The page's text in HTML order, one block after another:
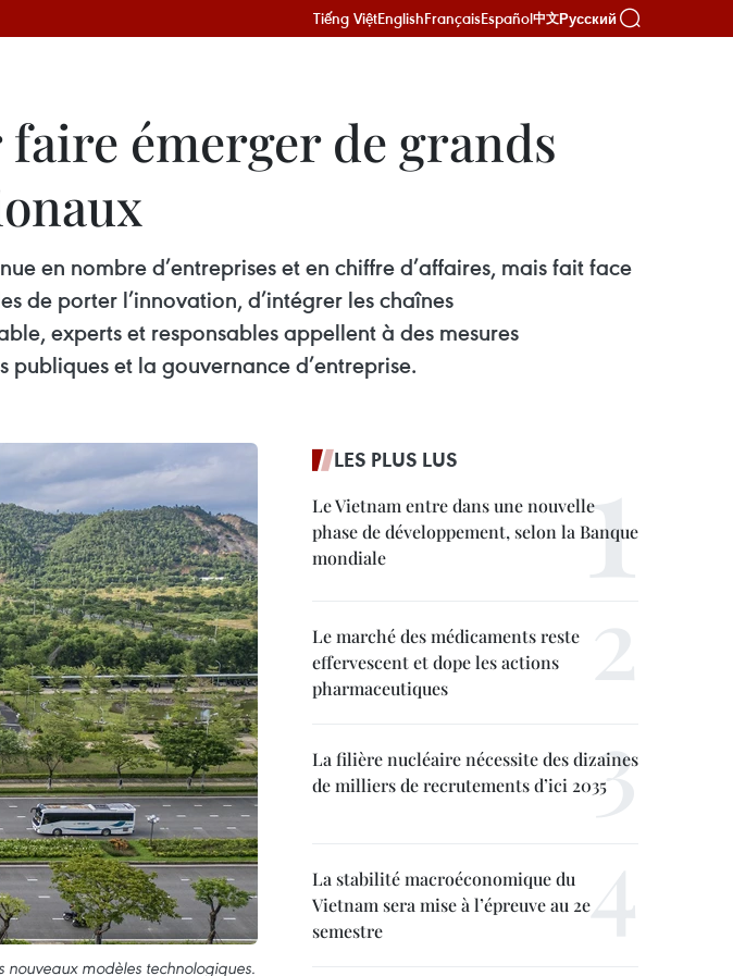
Tiếng ViệtEnglishFrançaisEspañol中文Русский
émerger de grands
en nombre d’entreprises et en chiffre d’affaires, mais fait face
de porter l’innovation, d’intégrer les chaînes
experts et responsables appellent à des mesures
et la gouvernance d’entreprise.
modèles technologiques.
LES PLUS LUS
Le Vietnam entre dans une nouvelle
phase de développement, selon la Banque
mondiale
Le marché des médicaments reste
effervescent et dope les actions
pharmaceutiques
La filière nucléaire nécessite des dizaines
de milliers de recrutements d’ici 2035
La stabilité macroéconomique du
Vietnam sera mise à l’épreuve au 2e
semestre